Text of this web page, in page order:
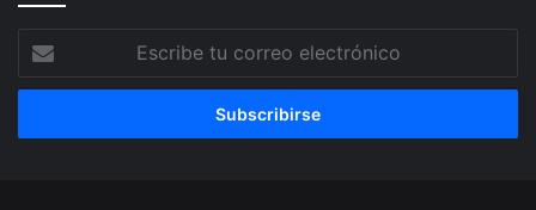
tu
correo